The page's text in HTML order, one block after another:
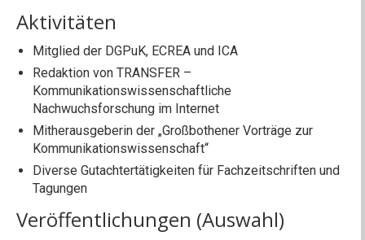
Aktivitäten
Mitglied der DGPuK, ECREA und ICA
Redaktion von TRANSFER –
Kommunikationswissenschaftliche
Nachwuchsforschung im Internet
Mitherausgeberin der „Großbothener Vorträge zur
Kommunikationswissenschaft“
Diverse Gutachtertätigkeiten für Fachzeitschriften und
Tagungen
Veröffentlichungen (Auswahl)